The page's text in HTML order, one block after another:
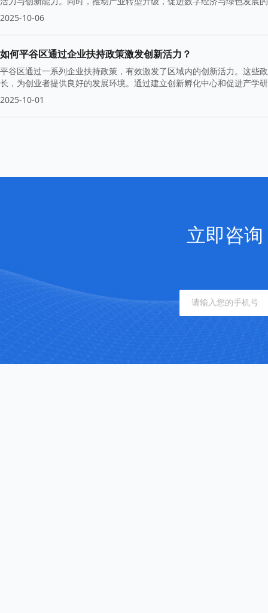
2025-10-06
如何平谷区通过企业扶持政策激发创新活力？
平谷区通过一系列企业扶持政策，有效激发了区域内的创新活力。这些
长，为创业者提供良好的发展环境。通过建立创新孵化中心和促进产学
2025-10-01
立即咨